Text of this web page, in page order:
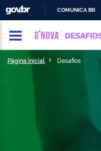
GOVBR
COMUNICA BR
Página inicial Desafios